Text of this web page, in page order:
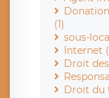
(1)
sous-
Internet
Droit
Droit du